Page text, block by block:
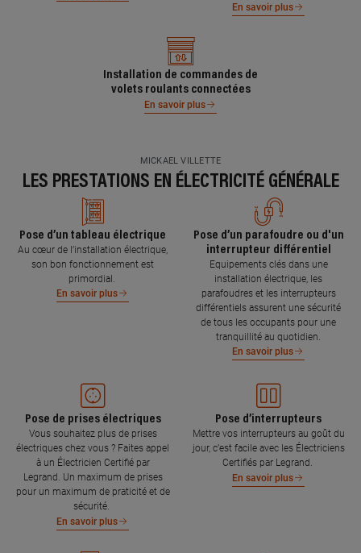
En savoir plus
Installation de commandes de
volets roulants connectées
En savoir plus
MICKAEL VILLETTE
LES PRESTATIONS EN ÉLECTRICITÉ GÉNÉRALE
Pose d’un tableau électrique
Au cœur de l’installation électrique,
son bon fonctionnement est
primordial.
En savoir plus
Pose d’un parafoudre ou d'un
interrupteur différentiel
Equipements clés dans une
installation électrique, les
parafoudres et les interrupteurs
différentiels assurent une sécurité
de tous les occupants pour une
tranquillité au quotidien.
En savoir plus
Pose de prises électriques
Vous souhaitez plus de prises
électriques chez vous ? Faites appel
à un Électricien Certifié par
Legrand. Un maximum de prises
pour un maximum de praticité et de
sécurité.
En savoir plus
Pose d’interrupteurs
Mettre vos interrupteurs au goût du
jour, c’est facile avec les Électriciens
Certifiés par Legrand.
En savoir plus